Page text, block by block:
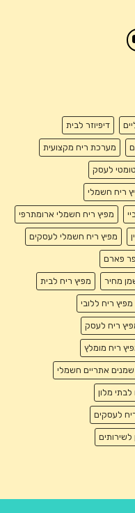
דיפיוזר לבית
מערכת ריח מקצועית
לעסק
ריח חשמלי
מפיץ ריח חשמלי ארומתרפי
מפיץ ריח חשמלי לעסקים
פארם
מחיר מפיץ ריח לבית
מפיץ ריח ללובי
ריח לעסק
ריח מומלץ
שמנים אתריים חשמלי
לבתי מלון
לעסקים
לשירותים